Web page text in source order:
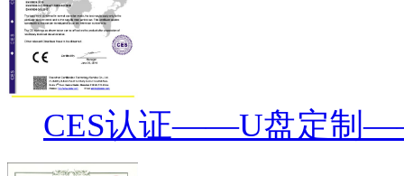
CES认证——U盘定制